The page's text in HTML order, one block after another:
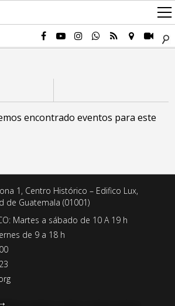
encontrado eventos para este
1, Centro Histórico – Edifico Lux,
de Guatemala (01001)
Martes a sábado de 10 A 19 h
de 9 a 18 h